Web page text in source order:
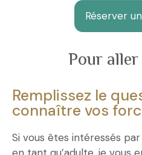
Réserver
Pour
Remplissez le
connaître vos
Si vous êtes intéressés